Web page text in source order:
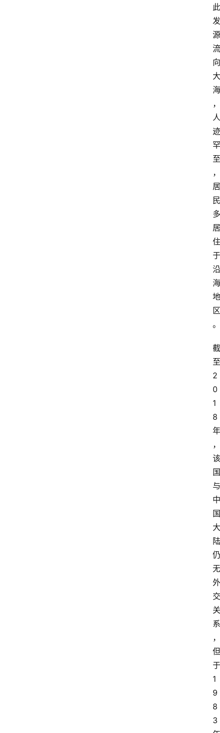
2
0
1
8
1
9
8
3